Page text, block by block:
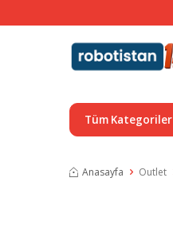
Tüm Kategoriler
Anasayfa Outlet